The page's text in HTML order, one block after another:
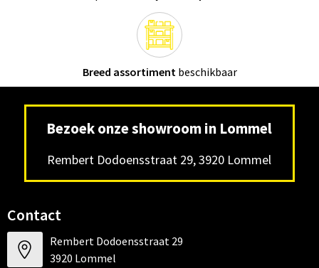
Breed assortiment beschikbaar
Bezoek onze showroom in Lommel
Rembert Dodoensstraat 29, 3920 Lommel
Contact
Rembert Dodoensstraat 29
3920 Lommel